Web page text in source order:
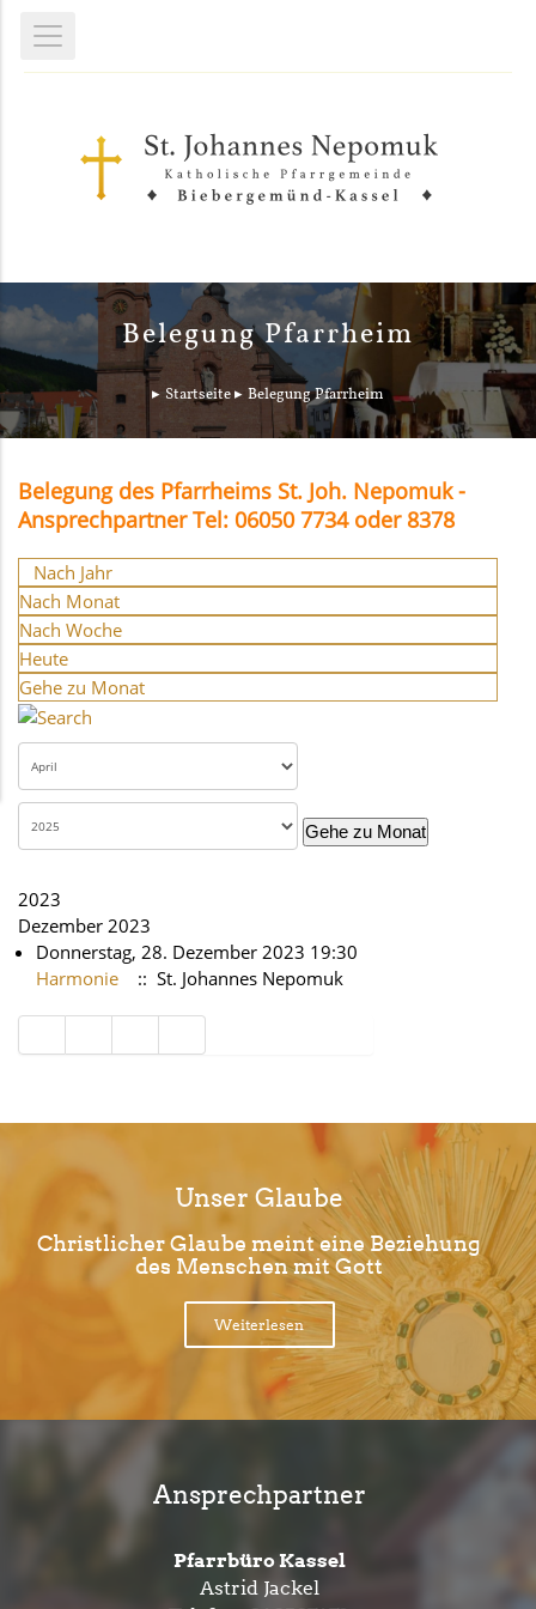
Belegung Pfarrheim
Startseite Belegung Pfarrheim
Belegung des Pfarrheims St. Joh. Nepomuk -
Ansprechpartner Tel: 06050 7734 oder 8378
Nach Jahr
Nach Monat
Nach Woche
Heute
Gehe zu Monat
Gehe zu Monat
2023
Dezember 2023
Donnerstag, 28. Dezember 2023 19:30
Harmonie
:: St. Johannes Nepomuk
Limite der Paginierungsliste
Unser Glaube
Christlicher Glaube meint eine Beziehung
des Menschen mit Gott
Weiterlesen
Ansprechpartner
Pfarrbüro Kassel
Astrid Jackel